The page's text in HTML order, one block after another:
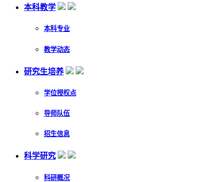
本科教学
本科专业
教学动态
研究生培养
学位授权点
导师队伍
招生信息
科学研究
科研概况